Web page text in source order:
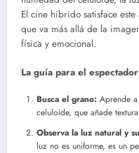
El cine híbrido satisface
que va más allá de la
física y emocional.
La guía para el
Busca el grano: Aprende
celuloide, que añade
Observa la luz natural y
luz no es uniforme, es un